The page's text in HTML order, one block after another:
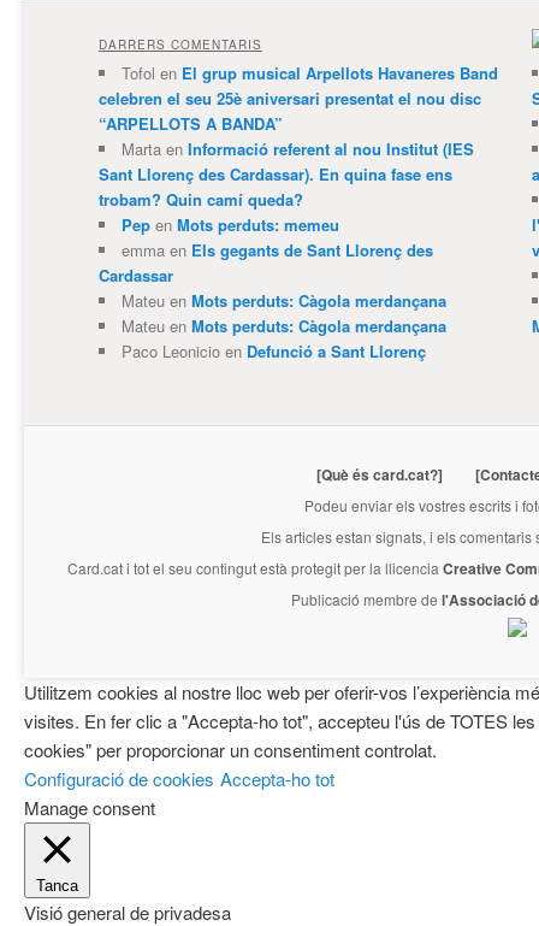
DARRERS COMENTARIS
Tofol en El grup musical Arpellots Havaneres Band
celebren el seu 25è aniversari presentat el nou disc
“ARPELLOTS A BANDA”
Martaen Informació referent al nou Institut (IES
Sant Llorenç des Cardassar). En quina fase ens
trobam? Quin camí queda?
Pepen Mots perduts: memeu
emmaen Els gegants de Sant Llorenç des
Cardassar
Mateuen Mots perduts: Càgola merdançana
Mateuen Mots perduts: Càgola merdançana
Paco Leonicioen Defunció a Sant Llorenç
[Què és card.cat?]
Podeu enviar els vostres escrits i
Els articles estan signats, i els
Card.cati tot el seu contingut està protegit per la llicencia Creative
Publicació membre de l'Associació
Utilitzem cookies al nostre lloc web per oferir-vos l’experiència
visites. En fer clic a "Accepta-ho tot", accepteu l'ús de TOTES
cookies" per proporcionar un consentiment controlat.
Configuració de cookies Accepta-ho tot
Manage consent
Tanca
Visió general de privadesa